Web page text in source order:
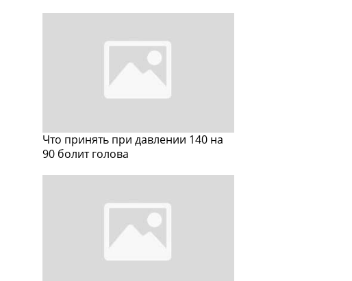
Что принять при давлении 140 на
90 болит голова